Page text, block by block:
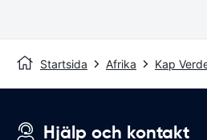
Startsida Afrika Kap
Hjälp och kontakt